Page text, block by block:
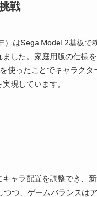
戦
）はSega Model 2基板
した。家庭用版の仕様
使ったことでキャラク
現しています。
ャラ配置を調整でき、
つつ、ゲームバランスは